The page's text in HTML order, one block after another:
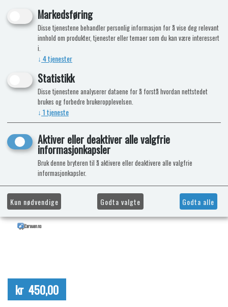
kr 450,00
Markedsføring
Disse tjenestene behandler personlig informasjon for å vise deg relevant
innhold om produkter, tjenester eller temaer som du kan være interessert
i.
↓ 4tjenester
Statistikk
Disse tjenestene analyserer dataene for å forstå hvordan nettstedet
brukes og forbedre brukeropplevelsen.
↓ 1tjeneste
Aktiver eller deaktiver alle valgfrie
informasjonkapsler
Bruk denne bryteren til å aktivere eller deaktivere alle valgfrie
informasjonkapsler.
Kun nødvendige Godta valgte Godta alle